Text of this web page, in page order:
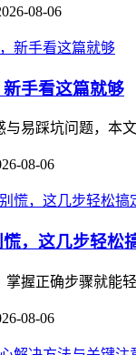
08-06
手看这篇就够
易踩坑问题，本
08-06
，这几步轻松
握正确步骤就能
08-06